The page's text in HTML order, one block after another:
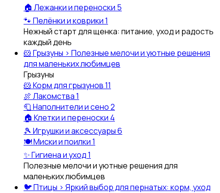
🏠 Лежанки и переноски 5
🐾Пелёнки и коврики1
Нежный старт для щенка: питание, уход и радость
каждый день
🐹Грызуны › Полезные мелочи и уютные решения
для маленьких любимцев
Грызуны
🐹Корм для грызунов11
🍖 Лакомства1
🧻Наполнители и сено2
🏠 Клетки и переноски 4
🎾 Игрушки и аксессуары6
🍽️Миски и поилки1
✨Гигиена и уход1
Полезные мелочи и уютные решения для
маленьких любимцев
🐦Птицы › Яркий выбор для пернатых: корм, уход